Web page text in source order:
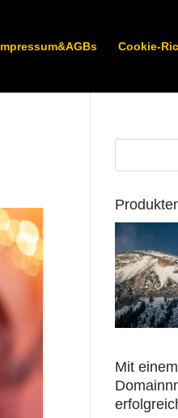
Cookie-
Mit